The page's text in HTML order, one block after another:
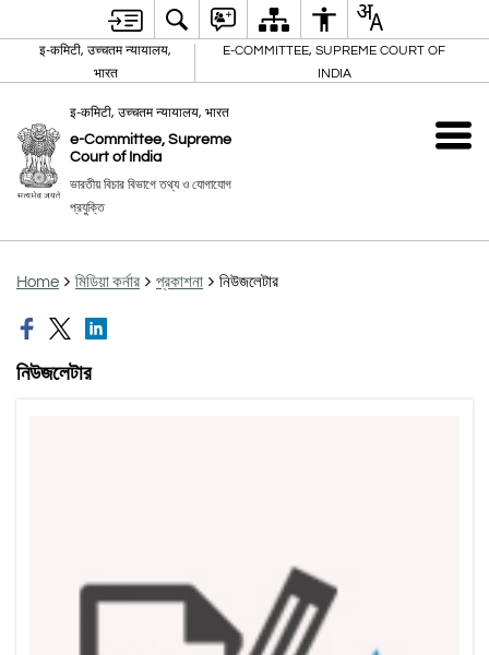
इ-कमिटी, उच्चतम न्यायालय,
भारत
E-COMMITTEE, SUPREME COURT OF
INDIA
इ-कमिटी, उच्चतम न्यायालय, भारत
e-Committee, Supreme
Court of India
ভারতীয় বিচার বিভাগে তথ্য ও যোগাযোগ
প্রযুক্তি
Home মিডিয়া কর্নার প্রকাশনা নিউজলেটার
নিউজলেটার